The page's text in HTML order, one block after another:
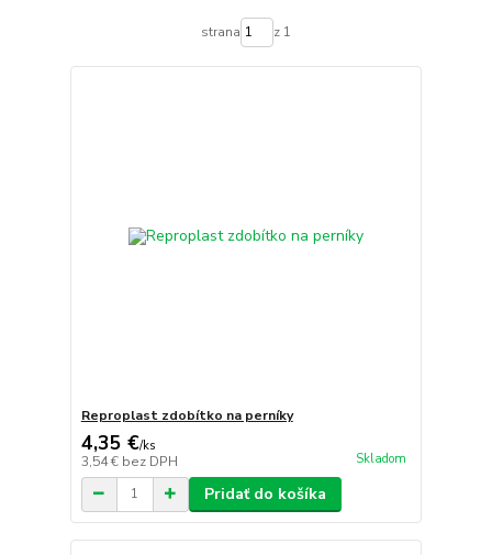
strana z 1
Reproplast zdobítko na perníky
4,35 €/ks
3,54 € bez DPH Skladom
Pridať do košíka